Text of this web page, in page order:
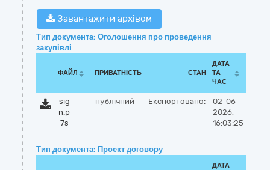
Завантажити архівом
Тип документа: Оголошення про проведення
закупівлі
ФАЙЛ ПРИВАТНІСТЬ СТАН
ДАТА
ТА
ЧАС
sig
n.p
7s
публічний Експортовано:
02-06-
2026,
16:03:25
Тип документа: Проект договору
ДАТА